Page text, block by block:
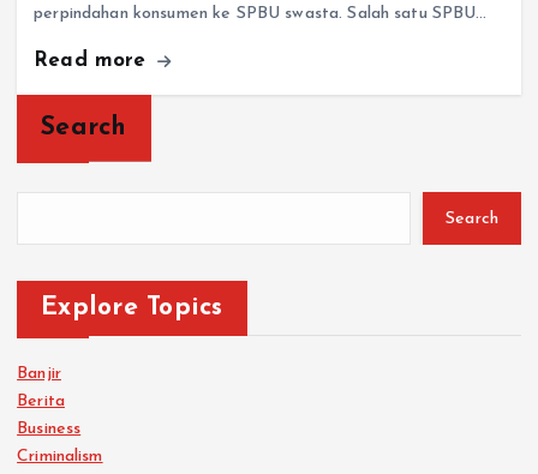
perpindahan konsumen ke SPBU swasta. Salah satu SPBU…
Read more
Search
Search
Explore Topics
Banjir
Berita
Business
Criminalism